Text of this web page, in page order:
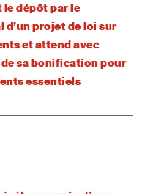
dépôt par le
projet de loi sur
et attend avec
sa bonification pour
essentiels